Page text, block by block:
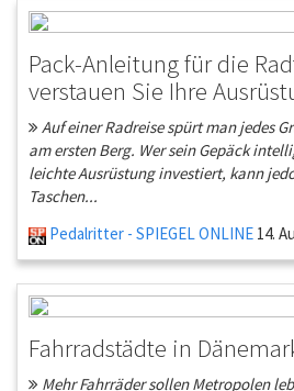
Pack-Anleitung für die
verstauen Sie Ihre
Auf einer Radreise spürt man jedes
am ersten Berg. Wer sein Gepäck
leichte Ausrüstung investiert, kann
Taschen...
Pedalritter - SPIEGEL ONLINE 14.
Fahrradstädte in
Mehr Fahrräder sollen Metropolen